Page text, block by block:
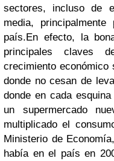
sectores, incluso de
media,
país.En efecto, la
principales claves
crecimiento
donde no cesan de
donde en cada
un supermercado
multiplicado el
Ministerio de
había en el país en